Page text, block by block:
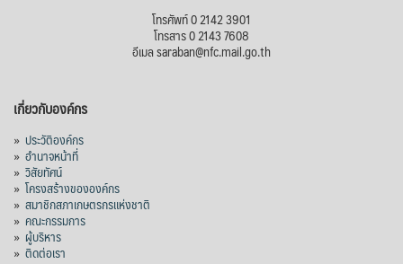
โทรศัพท์ 0 2142 3901
โทรสาร 0 2143 7608
อีเมล saraban@nfc.mail.go.th
เกี่ยวกับองค์กร
» ประวัติองค์กร
» อำนาจหน้าที่
» วิสัยทัศน์
» โครงสร้างขององค์กร
» สมาชิกสภาเกษตรกรแห่งชาติ
» คณะกรรมการ
» ผู้บริหาร
» ติดต่อเรา